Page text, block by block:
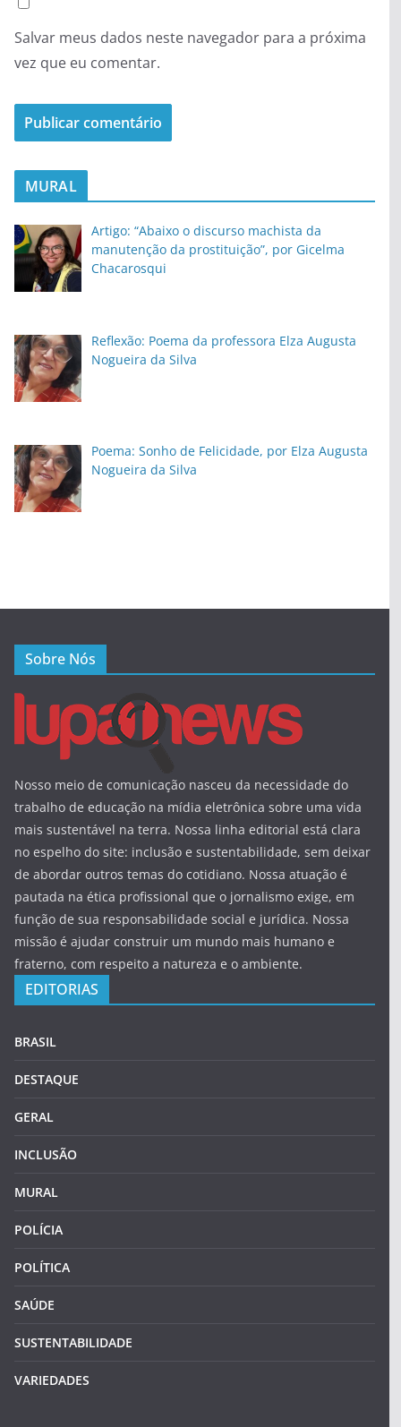
Salvar meus dados neste navegador para a próxima
vez que eu comentar.
MURAL
Artigo: “Abaixo o discurso machista da
manutenção da prostituição”, por Gicelma
Chacarosqui
Reflexão: Poema da professora Elza Augusta
Nogueira da Silva
Poema: Sonho de Felicidade, por Elza Augusta
Nogueira da Silva
Sobre Nós
Nosso meio de comunicação nasceu da necessidade do
trabalho de educação na mídia eletrônica sobre uma vida
mais sustentável na terra. Nossa linha editorial está clara
no espelho do site: inclusão e sustentabilidade, sem deixar
de abordar outros temas do cotidiano. Nossa atuação é
pautada na ética profissional que o jornalismo exige, em
função de sua responsabilidade social e jurídica. Nossa
missão é ajudar construir um mundo mais humano e
fraterno, com respeito a natureza e o ambiente.
EDITORIAS
BRASIL
DESTAQUE
GERAL
INCLUSÃO
MURAL
POLÍCIA
POLÍTICA
SAÚDE
SUSTENTABILIDADE
VARIEDADES